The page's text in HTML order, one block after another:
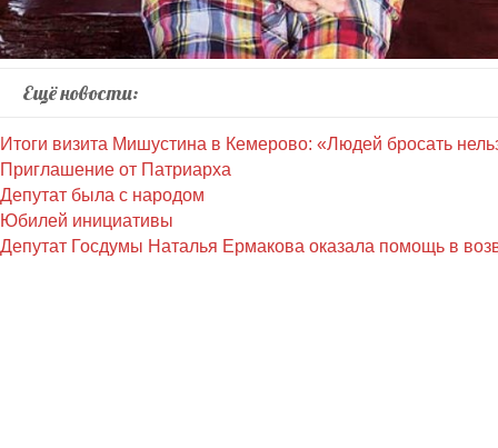
Ещё новости:
Итоги визита Мишустина в Кемерово: «Людей бросать
Приглашение от Патриарха
Депутат была с народом
Юбилей инициативы
Депутат Госдумы Наталья Ермакова оказала помощь в